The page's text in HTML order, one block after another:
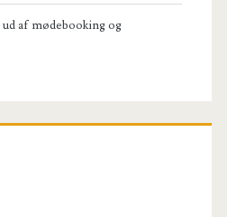
ud af mødebooking og